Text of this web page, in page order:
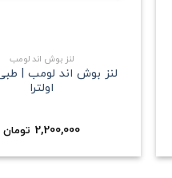
لنز بوش اند لومب
لنز بوش اند لومب |
اولترا
2,200,000 تومان